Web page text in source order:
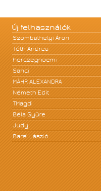
Új felhasználók
Szombathelyi Áron
Tóth Andrea
herczegnoemi
Sanci
MÁHR ALEXANDRA
Németh Edit
TMagdi
Béla Gyüre
Judy
Barsi László